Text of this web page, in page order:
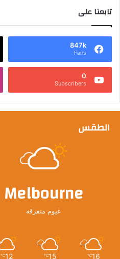
تابعنا على
847k
Fans
0
Subscribers
الطقس
Melbourne
غيوم متفرقة
16
℃
15
℃
12
℃